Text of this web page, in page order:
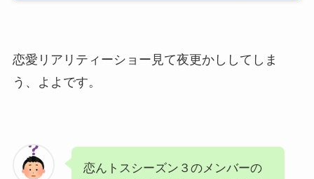
恋愛リアリティーショー見て夜更かししてしま
う、よよです。
恋んトスシーズン３のメンバーの